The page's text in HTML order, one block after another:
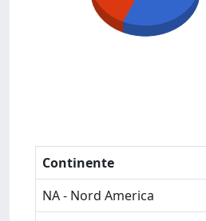
Continente
NA - Nord America